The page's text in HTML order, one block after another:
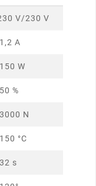
V/230 V
1,2 A
150 W
50 %
3000 N
150 °C
32 s